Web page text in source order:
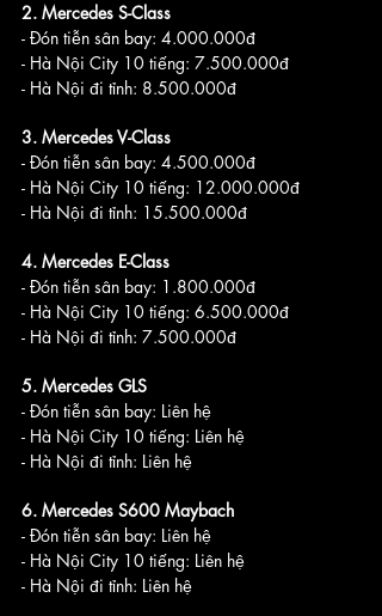
2. Mercedes S-Class
- Đón tiễn sân bay: 4.000.000đ
- Hà Nội City 10 tiếng: 7.500.000đ
- Hà Nội đi tỉnh: 8.500.000đ
3. Mercedes V-Class
- Đón tiễn sân bay: 4.500.000đ
- Hà Nội City 10 tiếng: 12.000.000đ
- Hà Nội đi tỉnh: 15.500.000đ
4. Mercedes E-Class
- Đón tiễn sân bay: 1.800.000đ
- Hà Nội City 10 tiếng: 6.500.000đ
- Hà Nội đi tỉnh: 7.500.000đ
5. Mercedes GLS
- Đón tiễn sân bay: Liên hệ
- Hà Nội City 10 tiếng: Liên hệ
- Hà Nội đi tỉnh: Liên hệ
6. Mercedes S600 Maybach
- Đón tiễn sân bay: Liên hệ
- Hà Nội City 10 tiếng: Liên hệ
- Hà Nội đi tỉnh: Liên hệ